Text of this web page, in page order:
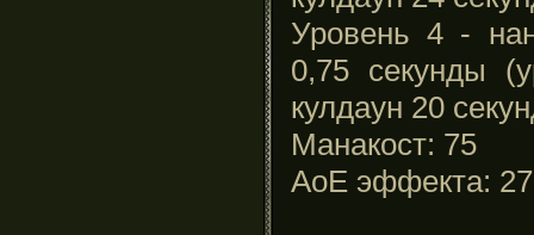
Уровень 4 -
0,75 секунды
кулдаун 20
Манакост: 75
АоЕ эффекта: